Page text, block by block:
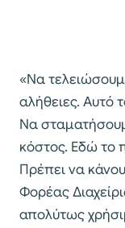
«Να
αλήθειες. Αυτό
Να
κόστος. Εδώ το
Πρέπει να
Φορέας
απολύτως